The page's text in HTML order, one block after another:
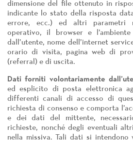
dimensione del file ottenuto in
indicante lo stato della risposta
errore, ecc.) ed altri parametri
operativo, il browser e
dall’utente, nome dell’internet
orario di visita, pagina web di
(referral) e di uscita.
Dati forniti volontariamente
ed esplicito di posta elettronica
differenti canali di accesso di
richiesta di consenso e comporta
e dei dati del mittente,
richieste, nonché degli eventuali
nella missiva. Tali dati si intendono